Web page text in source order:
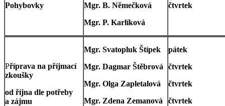
Pohybovky
Mgr. B. Němečková
Mgr. P. Karlíková
čtvrtek
Příprava na příjmací
zkoušky
od října dle potřeby
a zájmu
Mgr. Svatopluk Štípek
Mgr. Dagmar Štěbrová
Mgr. Olga Zapletalová
Mgr. Zdena Zemanová
pátek
čtvrtek
čtvrtek
čtvrtek